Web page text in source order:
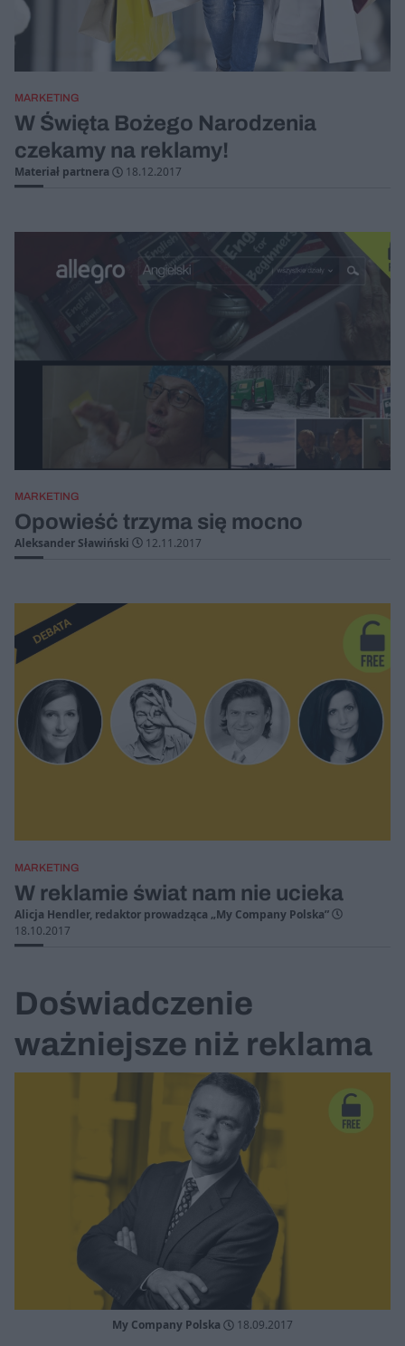
MARKETING
W Święta Bożego Narodzenia
czekamy na reklamy!
Materiał partnera 18.12.2017
MARKETING
Opowieść trzyma się mocno
Aleksander Sławiński 12.11.2017
MARKETING
W reklamie świat nam nie ucieka
Alicja Hendler, redaktor prowadząca „My Company Polska”
18.10.2017
Doświadczenie
ważniejsze niż reklama
My Company Polska 18.09.2017